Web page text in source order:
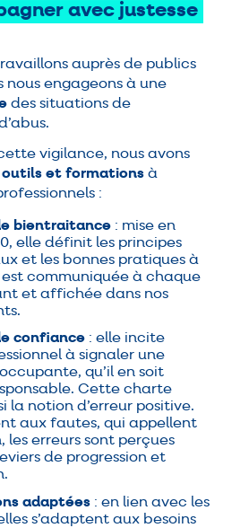
avec justesse
auprès de publics
nous engageons à une
des situations de
vigilance, nous avons
outils et formations à
:
bientraitance : mise en
elle définit les principes
et les bonnes pratiques à
communiquée à chaque
et affichée dans nos
confiance : elle incite
à signaler une
qu’il en soit
Cette charte
la notion d’erreur positive.
aux fautes, qui appellent
les erreurs sont perçues
de progression et
adaptées : en lien avec les
s’adaptent aux besoins